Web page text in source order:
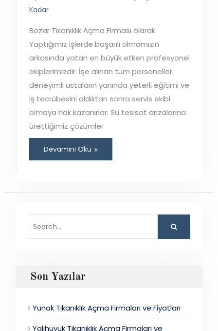
Kadar
Bozkır Tıkanıklık Açma Firması olarak
Yaptığımız işlerde başarılı olmamızın
arkasında yatan en büyük etken profesyonel
ekiplerimizdir. İşe alınan tüm personeller
deneyimli ustaların yanında yeterli eğitimi ve
iş tecrübesini aldıktan sonra servis ekibi
olmaya hak kazanırlar. Su tesisat arızalarına
ürettiğimiz çözümler
Devamını Oku
Son Yazılar
Yunak Tıkanıklık Açma Firmaları ve Fiyatları
Yalıhüyük Tıkanıklık Açma Firmaları ve